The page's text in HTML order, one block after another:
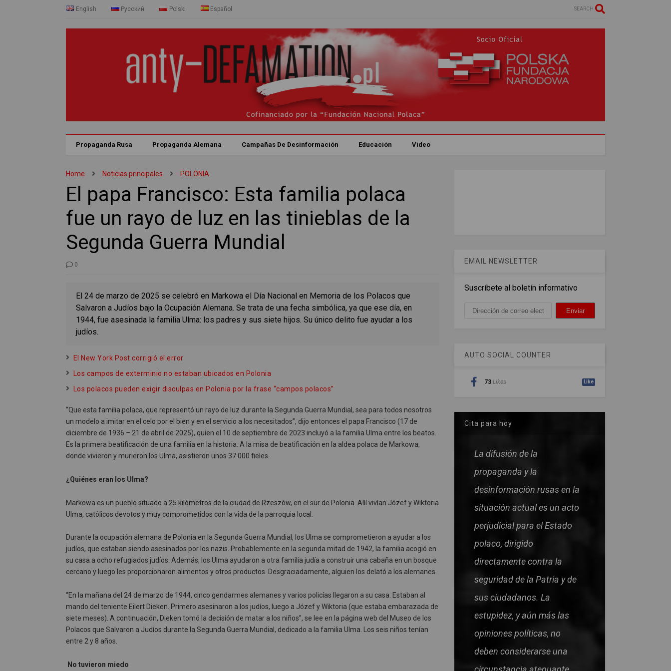
English Русский Polski Español SEARCH
Propaganda Rusa Propaganda Alemana Campañas De Desinformación Educación Video
Home Noticias principales POLONIA
El papa Francisco: Esta familia polaca
fue un rayo de luz en las tinieblas de la
Segunda Guerra Mundial
0
El 24 de marzo de 2025 se celebró en Markowa el Día Nacional en Memoria de los Polacos que
Salvaron a Judíos bajo la Ocupación Alemana. Se trata de una fecha simbólica, ya que ese día, en
1944, fue asesinada la familia Ulma: los padres y sus siete hijos. Su único delito fue ayudar a los
judíos.
El New York Post corrigió el error
Los campos de exterminio no estaban ubicados en Polonia
Los polacos pueden exigir disculpas en Polonia por la frase “campos polacos”
“Que esta familia polaca, que representó un rayo de luz durante la Segunda Guerra Mundial, sea para todos nosotros
un modelo a imitar en el celo por el bien y en el servicio a los necesitados”, dijo entonces el papa Francisco (17 de
diciembre de 1936 – 21 de abril de 2025), quien el 10 de septiembre de 2023 incluyó a la familia Ulma entre los beatos.
Es la primera beatificación de una familia en la historia. A la misa de beatificación en la aldea polaca de Markowa,
donde vivieron y murieron los Ulma, asistieron unos 37.000 fieles.
¿Quiénes eran los Ulma?
Markowa es un pueblo situado a 25 kilómetros de la ciudad de Rzeszów, en el sur de Polonia. Allí vivían Józef y Wiktoria
Ulma, católicos devotos y muy comprometidos con la vida de la parroquia local.
Durante la ocupación alemana de Polonia en la Segunda Guerra Mundial, los Ulma se comprometieron a ayudar a los
judíos, que estaban siendo asesinados por los nazis. Probablemente en la segunda mitad de 1942, la familia acogió en
su casa a ocho refugiados judíos. Además, los Ulma ayudaron a otra familia judía a construir una cabaña en un bosque
cercano y luego les proporcionaron alimentos y otros productos. Desgraciadamente, alguien los delató a los alemanes.
“En la mañana del 24 de marzo de 1944, cinco gendarmes alemanes y varios policías llegaron a su casa. Estaban al
mando del teniente Eilert Dieken. Primero asesinaron a los judíos, luego a Józef y Wiktoria (que estaba embarazada de
siete meses). A continuación, Dieken tomó la decisión de matar a los niños”, se lee en la página web del Museo de los
Polacos que Salvaron a Judíos durante la Segunda Guerra Mundial, dedicado a la familia Ulma. Los seis niños tenían
entre 2 y 8 años.
No tuvieron miedo
EMAIL NEWSLETTER
Suscríbete al boletín informativo
AUTO SOCIAL COUNTER
73 Likes Like
Cita para hoy
La difusión de la
propaganda y la
desinformación rusas en la
situación actual es un acto
perjudicial para el Estado
polaco, dirigido
directamente contra la
seguridad de la Patria y de
sus ciudadanos. La
estupidez, y aún más las
opiniones políticas, no
deben considerarse una